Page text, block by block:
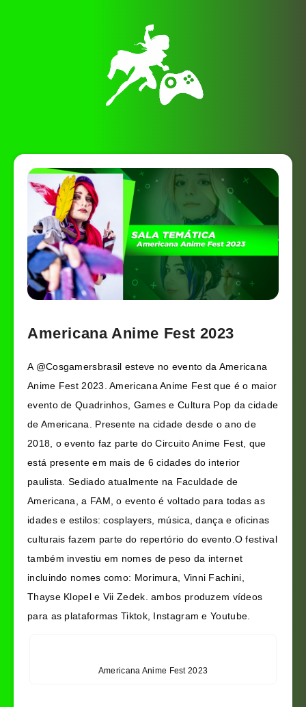
Americana Anime Fest 2023
A @Cosgamersbrasil esteve no evento da Americana
Anime Fest 2023. Americana Anime Fest que é o maior
evento de Quadrinhos, Games e Cultura Pop da cidade
de Americana. Presente na cidade desde o ano de
2018, o evento faz parte do Circuito Anime Fest, que
está presente em mais de 6 cidades do interior
paulista. Sediado atualmente na Faculdade de
Americana, a FAM, o evento é voltado para todas as
idades e estilos: cosplayers, música, dança e oficinas
culturais fazem parte do repertório do evento.O festival
também investiu em nomes de peso da internet
incluindo nomes como: Morimura, Vinni Fachini,
Thayse Klopel e Vii Zedek. ambos produzem vídeos
para as plataformas Tiktok, Instagram e Youtube.
Americana Anime Fest 2023